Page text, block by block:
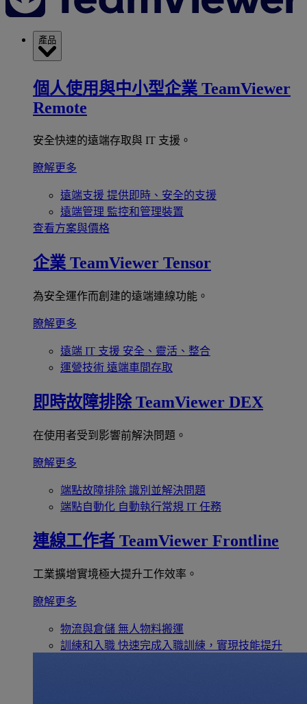
產品
個人使用與中小型企業 TeamViewer
Remote
安全快速的遠端存取與 IT 支援。
瞭解更多
遠端支援 提供即時、安全的支援
遠端管理 監控和管理裝置
查看方案與價格
企業 TeamViewer Tensor
為安全運作而創建的遠端連線功能。
瞭解更多
遠端 IT 支援 安全、靈活、整合
運營技術 遠端車間存取
即時故障排除 TeamViewer DEX
在使用者受到影響前解決問題。
瞭解更多
端點故障排除 識別並解決問題
端點自動化 自動執行常規 IT 任務
連線工作者 TeamViewer Frontline
工業擴增實境極大提升工作效率。
瞭解更多
物流與倉儲 無人物料搬運
訓練和入職 快速完成入職訓練，實現技能提升